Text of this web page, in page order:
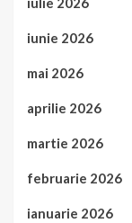
iunie 2026
mai 2026
aprilie 2026
martie 2026
februarie 2026
ianuarie 2026